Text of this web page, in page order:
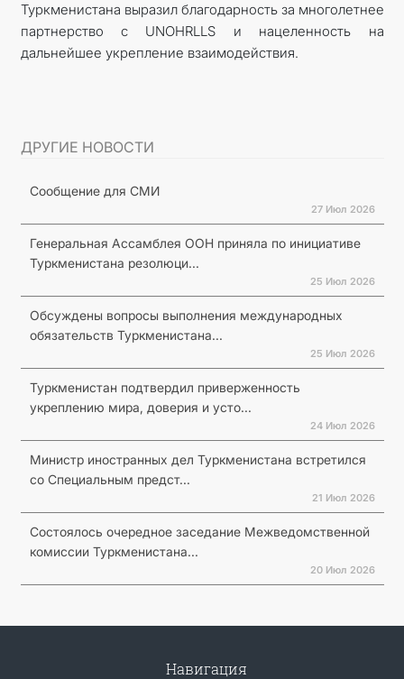
Туркменистана выразил благодарность за многолетнее
партнерство с UNOHRLLS и нацеленность на
дальнейшее укрепление взаимодействия.
ДРУГИЕ НОВОСТИ
Сообщение для СМИ
27 Июл 2026
Генеральная Ассамблея ООН приняла по инициативе
Туркменистана резолюци...
25 Июл 2026
Обсуждены вопросы выполнения международных
обязательств Туркменистана...
25 Июл 2026
Туркменистан подтвердил приверженность
укреплению мира, доверия и усто...
24 Июл 2026
Министр иностранных дел Туркменистана встретился
со Специальным предст...
21 Июл 2026
Состоялось очередное заседание Межведомственной
комиссии Туркменистана...
20 Июл 2026
Навигация